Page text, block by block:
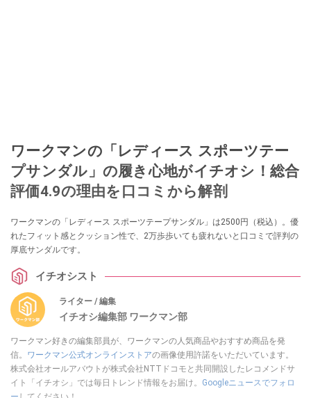
ワークマンの「レディース スポーツテー
プサンダル」の履き心地がイチオシ！総合
評価4.9の理由を口コミから解剖
ワークマンの「レディース スポーツテープサンダル」は2500円（税込）。優
れたフィット感とクッション性で、2万歩歩いても疲れないと口コミで評判の
厚底サンダルです。
イチオシスト
ライター / 編集
イチオシ編集部 ワークマン部
ワークマン好きの編集部員が、ワークマンの人気商品やおすすめ商品を発
信。 ワークマン公式オンラインストアの画像使用許諾をいただいています。
株式会社オールアバウトが株式会社NTTドコモと共同開設したレコメンドサ
イト「イチオシ」では毎日トレンド情報をお届け。 Googleニュースでフォロ